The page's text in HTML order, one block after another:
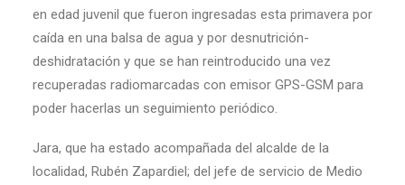
en edad juvenil que fueron ingresadas esta primavera por
caída en una balsa de agua y por desnutrición-
deshidratación y que se han reintroducido una vez
recuperadas radiomarcadas con emisor GPS-GSM para
poder hacerlas un seguimiento periódico.
Jara, que ha estado acompañada del alcalde de la
localidad, Rubén Zapardiel; del jefe de servicio de Medio